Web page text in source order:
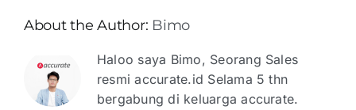
About the Author: Bimo
Haloo saya Bimo, Seorang Sales
resmi accurate.id Selama 5 thn
bergabung di keluarga accurate.